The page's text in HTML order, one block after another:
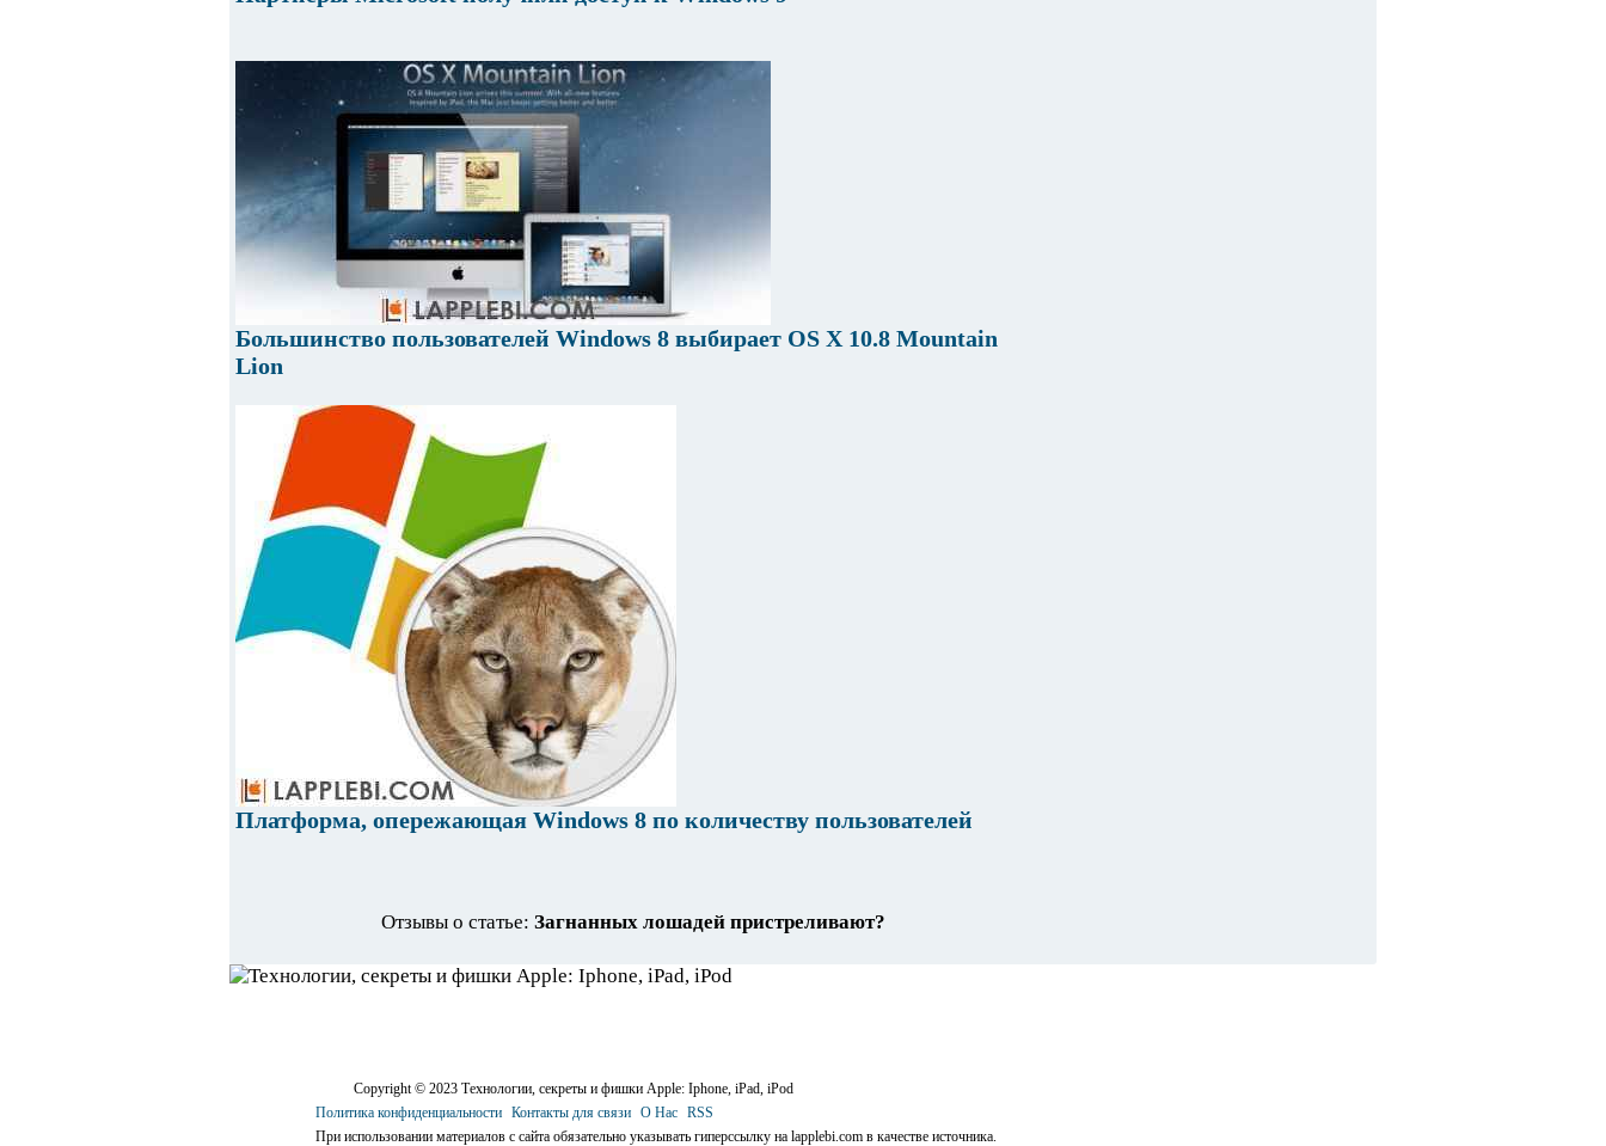
Большинство пользователей Windows 8 выбирает OS X 10.8 Mountain
Lion
Платформа, опережающая Windows 8 по количеству пользователей
Отзывы о статье: Загнанных лошадей пристреливают?
Copyright © 2023 Технологии, секреты и фишки Apple: Iphone, iPad, iPod
Политика конфиденциальности Контакты для связи О Нас RSS
При использовании материалов с сайта обязательно указывать гиперссылку на lapplebi.com в качестве источника.